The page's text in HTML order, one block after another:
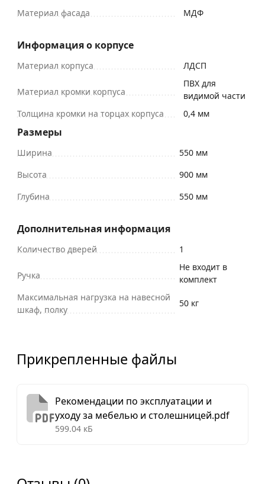
Материал фасада МДФ
Информация о корпусе
Материал корпуса ЛДСП
Материал кромки корпуса
ПВХ для
видимой части
Толщина кромки на торцах корпуса
0,4 мм
Размеры
Ширина
550 мм
Высота
900 мм
Глубина
550 мм
Дополнительная информация
Количество дверей 1
Ручка
Не входит в
комплект
Максимальная нагрузка на навесной
шкаф, полку
50 кг
Прикрепленные файлы
Рекомендации по эксплуатации и
уходу за мебелью и столешницей.pdf
599.04 кБ